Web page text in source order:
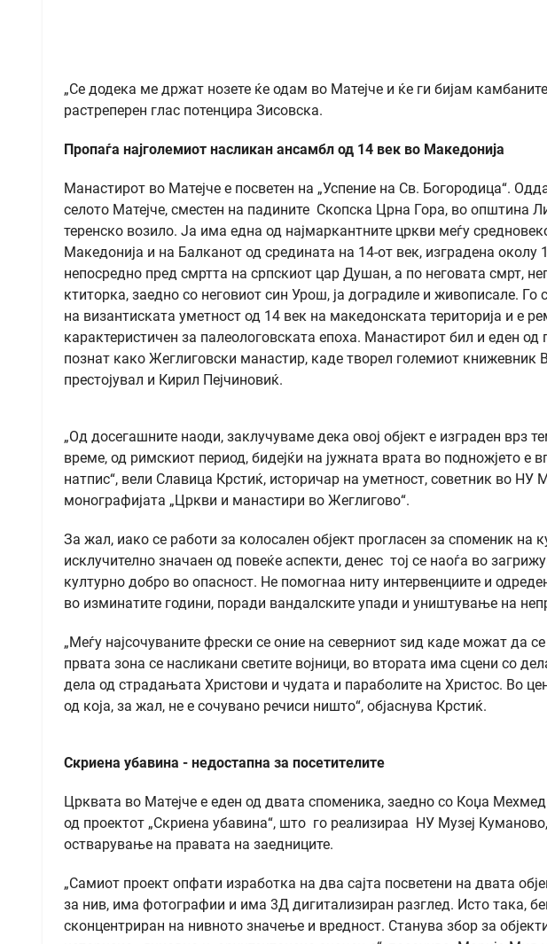
„Се додека ме држат нозете ќе одам во Матејче и ќе ги бијам
растреперен глас потенцира Зисовска.
Пропаѓа најголемиот насликан ансамбл од 14 век во Македонија
Манастирот во Матејче е посветен на „Успение на Св. Богородица“.
селото Матејче, сместен на падините Скопска Црна Гора, во општина
теренско возило. Ја има една од најмаркантните цркви меѓу
Македонија и на Балканот од средината на 14-от век, изградена околу
непосредно пред смртта на српскиот цар Душан, а по неговата смрт,
ктиторка, заедно со неговиот син Урош, ја доградиле и живописале.
на византиската уметност од 14 век на македонската територија и е
карактеристичен за палеологовската епоха. Манастирот бил и еден
познат како Жеглиговски манастир, каде творел големиот книжевник
престојувал и Кирил Пејчиновиќ.
„Од досегашните наоди, заклучуваме дека овој објект е изграден врз
време, од римскиот период, бидејќи на јужната врата во подножјето е
натпис“, вели Славица Крстиќ, историчар на уметност, советник во НУ
монографијата „Цркви и манастири во Жеглигово“.
За жал, иако се работи за колосален објект прогласен за споменик на
исклучително значаен од повеќе аспекти, денес тој се наоѓа во
културно добро во опасност. Не помогнаа ниту интервенциите и
во изминатите години, поради вандалските упади и уништување на
„Меѓу најсочуваните фрески се оние на северниот ѕид каде можат да
првата зона се насликани светите војници, во втората има сцени со
дела од страдањата Христови и чудата и параболите на Христос. Во
од која, за жал, не е сочувано речиси ништо“, објаснува Крстиќ.
Скриена убавина - недостапна за посетителите
Црквата во Матејче е еден од двата споменика, заедно со Коџа
од проектот „Скриена убавина“, што го реализираа НУ Музеј
остварување на правата на заедниците.
„Самиот проект опфати изработка на два сајта посветени на двата
за нив, има фотографии и има 3Д дигитализиран разглед. Исто така,
сконцентриран на нивното значење и вредност. Станува збор за